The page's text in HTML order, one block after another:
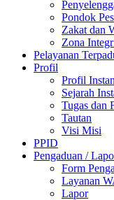
Pondok
Zakat dan
Zona
Pelayanan
Profil
Profil
Sejarah
Tugas dan
Tautan
Visi Misi
PPID
Pengaduan /
Form
Layanan
Lapor